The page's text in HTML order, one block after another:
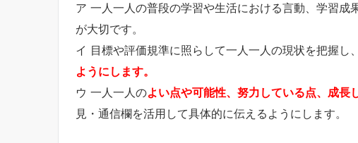
ア 一人一人の普段の学習や生活における言動、学習成
が大切です。
イ 目標や評価規準に照らして一人一人の現状を把握し、
ようにします。
ウ 一人一人のよい点や可能性、努力している点、成長
見・通信欄を活用して具体的に伝えるようにします。